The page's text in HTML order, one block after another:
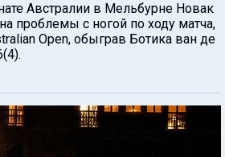
Австралии в Мельбурне Новак
проблемы с ногой по ходу матча,
Open, обыграв Ботика ван де